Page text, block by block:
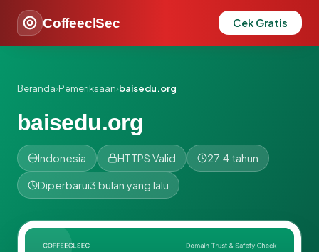
CoffeeclSec Cek Gratis
Beranda›Pemeriksaan›baisedu.org
baisedu.org
Indonesia HTTPS Valid 27.4 tahun
Diperbarui3 bulan yang lalu